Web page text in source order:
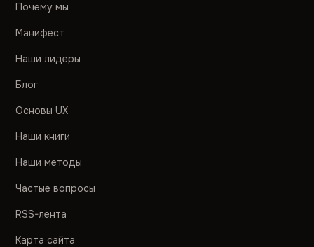
Почему мы
Манифест
Наши лидеры
Блог
Основы UX
Наши книги
Наши методы
Частые вопросы
RSS-лента
Карта сайта